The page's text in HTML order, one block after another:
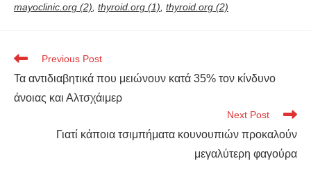
mayoclinic.org (2) thyroid.org (1) thyroid.org (2)
Previous Post
Τα αντιδιαβητικά που μειώνουν κατά 35% τον κίνδυνο
άνοιας και Αλτσχάιμερ
Next Post
Γιατί κάποια τσιμπήματα κουνουπιών προκαλούν
μεγαλύτερη φαγούρα